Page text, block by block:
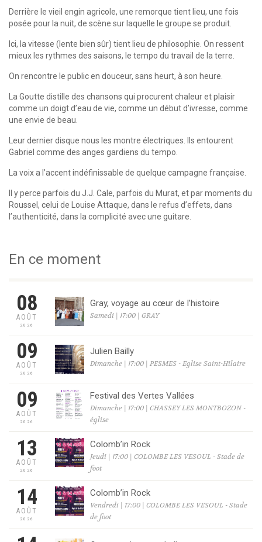
Derrière le vieil engin agricole, une remorque tient lieu, une fois
posée pour la nuit, de scène sur laquelle le groupe se produit.
Ici, la vitesse (lente bien sûr) tient lieu de philosophie. On ressent
mieux les rythmes des saisons, le tempo du travail de la terre.
On rencontre le public en douceur, sans heurt, à son heure.
La Goutte distille des chansons qui procurent chaleur et plaisir
comme un doigt d’eau de vie, comme un début d’ivresse, comme
une envie de beau.
Leur dernier disque nous les montre électriques. Ils entourent
Gabriel comme des anges gardiens du tempo.
La voix a l’accent indéfinissable de quelque campagne française.
Il y perce parfois du J.J. Cale, parfois du Murat, et par moments du
Roussel, celui de Louise Attaque, dans le refus d’effets, dans
l’authenticité, dans la complicité avec une guitare.
En ce moment
08
AOÛT
2026
Gray, voyage au cœur de l’histoire
Samedi | 17:00 | GRAY
09
AOÛT
2026
Julien Bailly
Dimanche | 17:00 | PESMES - Eglise Saint-Hilaire
09
AOÛT
2026
Festival des Vertes Vallées
Dimanche | 17:00 | CHASSEY LES MONTBOZON -
église
13
AOÛT
2026
Colomb’in Rock
Jeudi | 17:00 | COLOMBE LES VESOUL - Stade de
foot
14
AOÛT
2026
Colomb’in Rock
Vendredi | 17:00 | COLOMBE LES VESOUL - Stade
de foot